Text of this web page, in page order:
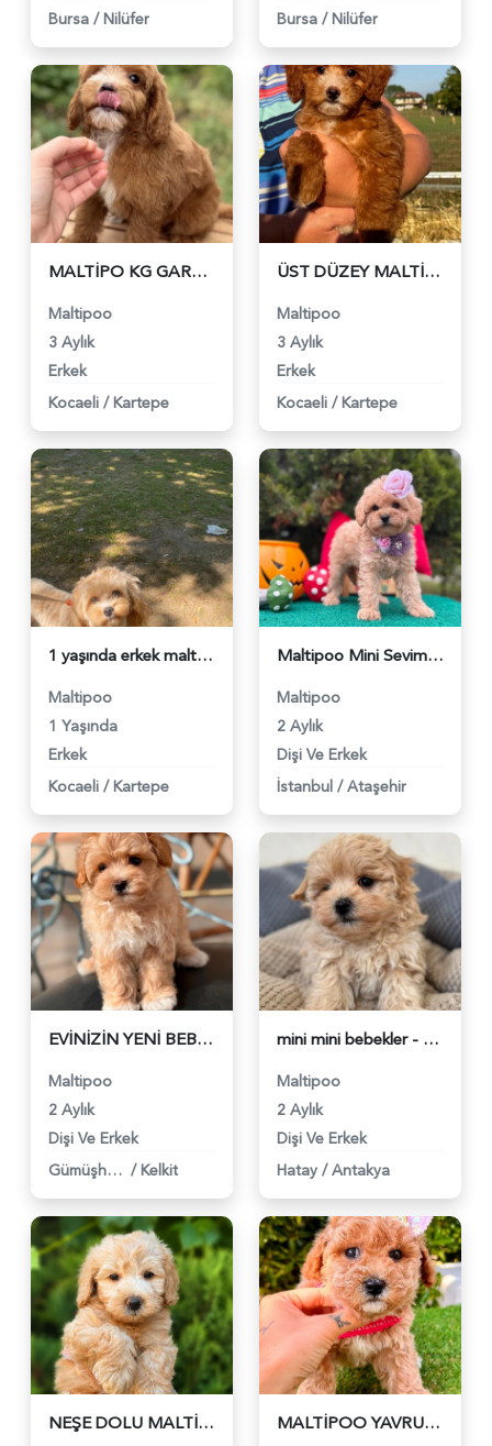
Bursa / Nilüfer
Bursa / Nilüfer
MALTİPO KG GARANTİLİ YAVRUMUZ - 6240
Maltipoo
3 Aylık
Erkek
Kocaeli / Kartepe
ÜST DÜZEY MALTİPO OĞLUMUZ - 6241
Maltipoo
3 Aylık
Erkek
Kocaeli / Kartepe
1 yaşında erkek maltipoo - 6211
Maltipoo
1 Yaşında
Erkek
Kocaeli / Kartepe
Maltipoo Mini Sevimli Yavrular - 6223
Maltipoo
2 Aylık
Dişi Ve Erkek
İstanbul / Ataşehir
EVİNİZİN YENİ BEBEĞİ MALTİPOO - 6311
Maltipoo
2 Aylık
Dişi Ve Erkek
Gümüşhane / Kelkit
mini mini bebekler - 6312
Maltipoo
2 Aylık
Dişi Ve Erkek
Hatay / Antakya
NEŞE DOLU MALTİPOO BEBEKLER - 6313 MALTİPOO YAVRULARIMIZ - 6314